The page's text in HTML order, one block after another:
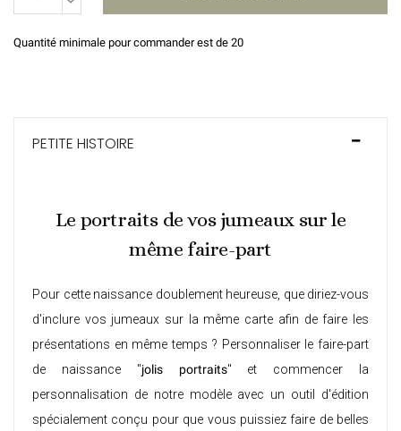
Quantité minimale pour commander est de 20
PETITE HISTOIRE
Le portraits de vos jumeaux sur le
même faire-part
Pour cette naissance doublement heureuse, que diriez-vous
d'inclure vos jumeaux sur la même carte afin de faire les
présentations en même temps ? Personnaliser le faire-part
de naissance "jolis portraits" et commencer la
personnalisation de notre modèle avec un outil d'édition
spécialement conçu pour que vous puissiez faire de belles